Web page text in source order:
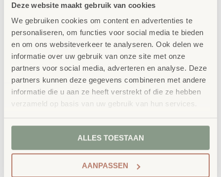
Deze website maakt gebruik van cookies
We gebruiken cookies om content en advertenties te
personaliseren, om functies voor social media te bieden
en om ons websiteverkeer te analyseren. Ook delen we
informatie over uw gebruik van onze site met onze
partners voor social media, adverteren en analyse. Deze
partners kunnen deze gegevens combineren met andere
informatie die u aan ze heeft verstrekt of die ze hebben
verzameld op basis van uw gebruik van hun services.
ALLES TOESTAAN
AANPASSEN
Gerelateerde
producten
Softbal Geel ∅ 15cm Softbal Violet ∅ 21 cm